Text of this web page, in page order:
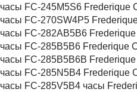
часы FC-245M5S6 Frederique
часы FC-270SW4P5
часы FC-282AB5B6
часы FC-285B5B6 Frederique
часы FC-285B5B6B
часы FC-285N5B4 Frederique
часы FC-285V5B4 часы